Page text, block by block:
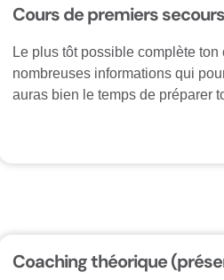
Cours de premiers
Le plus tôt possible complète
nombreuses informations qui
auras bien le temps de préparer
Coaching théorique